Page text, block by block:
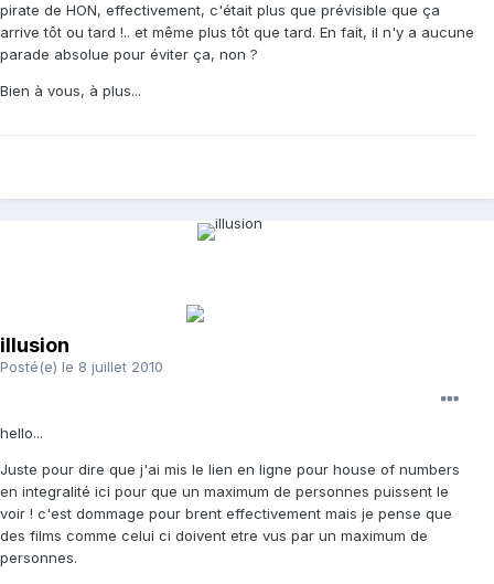
pirate de HON, effectivement, c'était plus que prévisible que ça
arrive tôt ou tard !.. et même plus tôt que tard. En fait, il n'y a aucune
parade absolue pour éviter ça, non ?
Bien à vous, à plus...
illusion
Posté(e) le 8 juillet 2010
hello...
Juste pour dire que j'ai mis le lien en ligne pour house of numbers
en integralité ici pour que un maximum de personnes puissent le
voir ! c'est dommage pour brent effectivement mais je pense que
des films comme celui ci doivent etre vus par un maximum de
personnes.